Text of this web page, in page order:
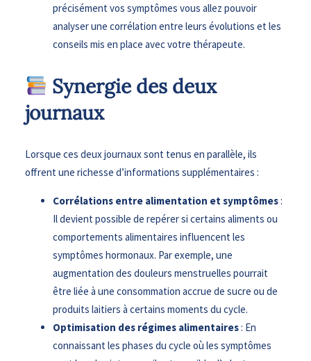
précisément vos symptômes vous allez pouvoir
analyser une corrélation entre leurs évolutions et les
conseils mis en place avec votre thérapeute.
Synergie des deux
journaux
Lorsque ces deux journaux sont tenus en parallèle, ils
offrent une richesse d’informations supplémentaires :
Corrélations entre alimentation et symptômes:
Il devient possible de repérer si certains aliments ou
comportements alimentaires influencent les
symptômes hormonaux. Par exemple, une
augmentation des douleurs menstruelles pourrait
être liée à une consommation accrue de sucre ou de
produits laitiers à certains moments du cycle.
Optimisation des régimes alimentaires: En
connaissant les phases du cycle où les symptômes